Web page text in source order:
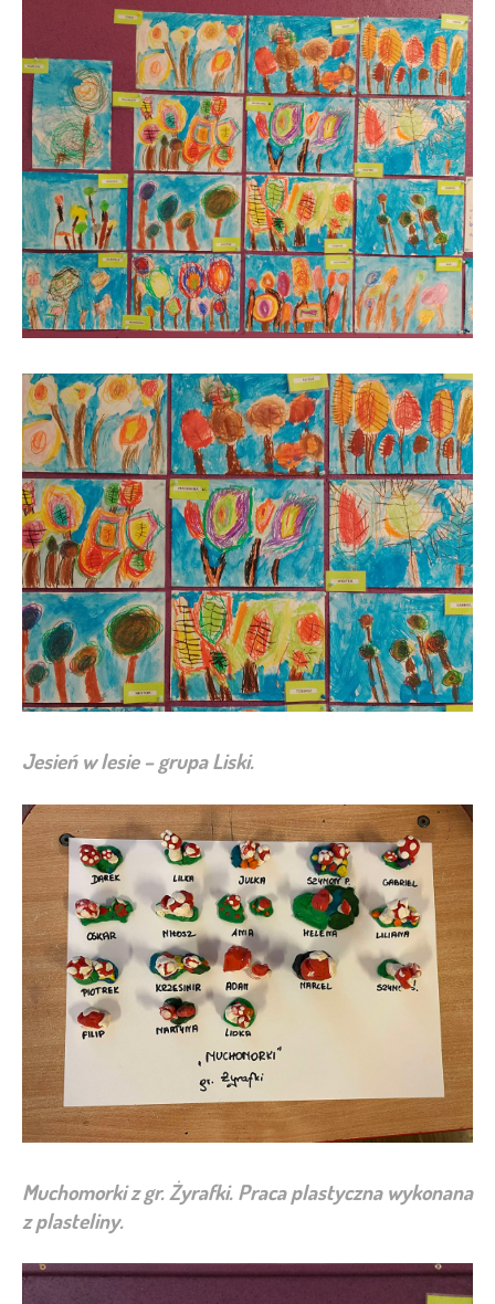
Jesień w lesie – grupa Liski.
Muchomorki z gr. Żyrafki. Praca plastyczna wykonana
z plasteliny.